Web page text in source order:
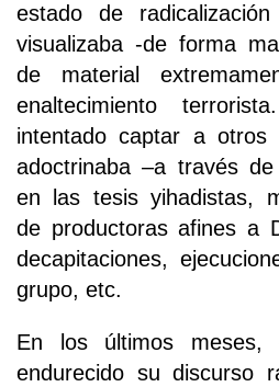
estado de
visualizaba -de forma
de material
enaltecimiento
intentado captar a
adoctrinaba –a través
en las tesis yihadistas,
de productoras afines a
decapitaciones,
grupo, etc.
En los últimos meses,
endurecido su discurso